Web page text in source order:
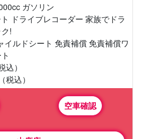
ガソリン
ドライブレコーダー 家族でドラ
!
イルドシート 免責補償 免責補償ワ
）
込）
空車確認